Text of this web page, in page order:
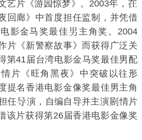
艺片《游园惊梦》。2003年，
回廊》中首度担任监制，并凭借
影金马奖最佳
主角奖。2004
片《新警察故事》而获得广泛关
第41届台湾电影金马奖最佳男配
片《 旺角黑夜》中突破以往形
提名 香港电影金像奖最佳男主角
任
演，自编自导并主演
情片
该片获得第26届香港电影金像奖